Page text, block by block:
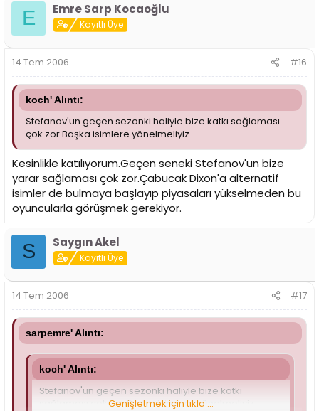
E Emre Sarp Kocaoğlu
Kayıtlı Üye
14 Tem 2006 #16
koch' Alıntı:
Stefanov'un geçen sezonki haliyle bize katkı sağlaması
çok zor.Başka isimlere yönelmeliyiz.
Kesinlikle katılıyorum.Geçen seneki Stefanov'un bize
yarar sağlaması çok zor.Çabucak Dixon'a alternatif
isimler de bulmaya başlayıp piyasaları yükselmeden bu
oyuncularla görüşmek gerekiyor.
S Saygın Akel
Kayıtlı Üye
14 Tem 2006 #17
sarpemre' Alıntı:
koch' Alıntı:
Stefanov'un geçen sezonki haliyle bize katkı
sağlaması çok zor.Başka isimlere yönelmeliyiz.
Genişletmek için tıkla ...